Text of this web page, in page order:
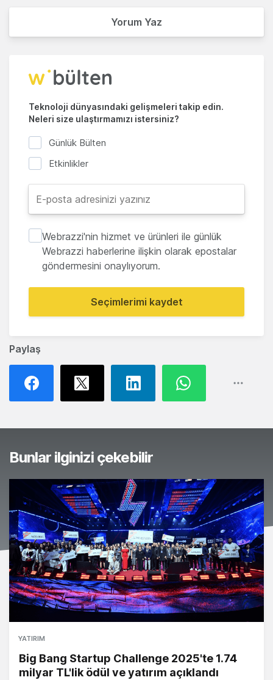
Paylaş
Yorum Yaz
Teknoloji dünyasındaki gelişmeleri takip edin.
Neleri size ulaştırmamızı istersiniz?
Günlük Bülten
Etkinlikler
Webrazzi'nin hizmet ve ürünleri ile günlük
Webrazzi haberlerine ilişkin olarak epostalar
göndermesini onaylıyorum.
Seçimlerimi kaydet
Bunlar ilginizi çekebilir
YATIRIM
Big Bang Startup Challenge 2025'te 1.74
milyar TL'lik ödül ve yatırım açıklandı